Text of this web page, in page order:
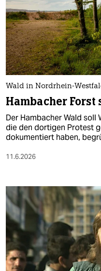
Wald in Nordrhein-
Hambacher
Der Hambacher Wald soll
die den dortigen Protest
dokumentiert haben,
11.6.2026